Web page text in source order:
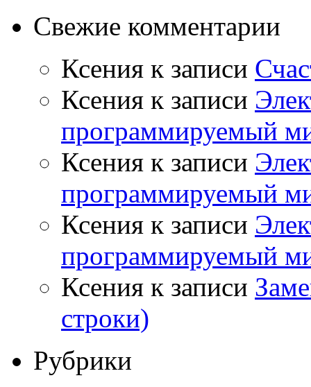
Свежие комментарии
Ксения к записи
Ксения к записи
программируемый
Ксения к записи
программируемый
Ксения к записи
программируемый
Ксения к записи
строки)
Рубрики